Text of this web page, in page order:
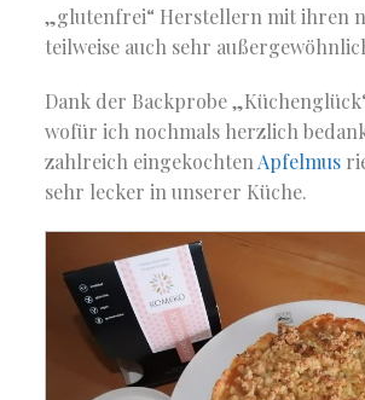
„glutenfrei“ Herstellern mit ihren
teilweise auch sehr
Dank der Backprobe
wofür ich nochmals herzlich
zahlreich eingekochten Apfelmus
sehr lecker in unserer Küche.